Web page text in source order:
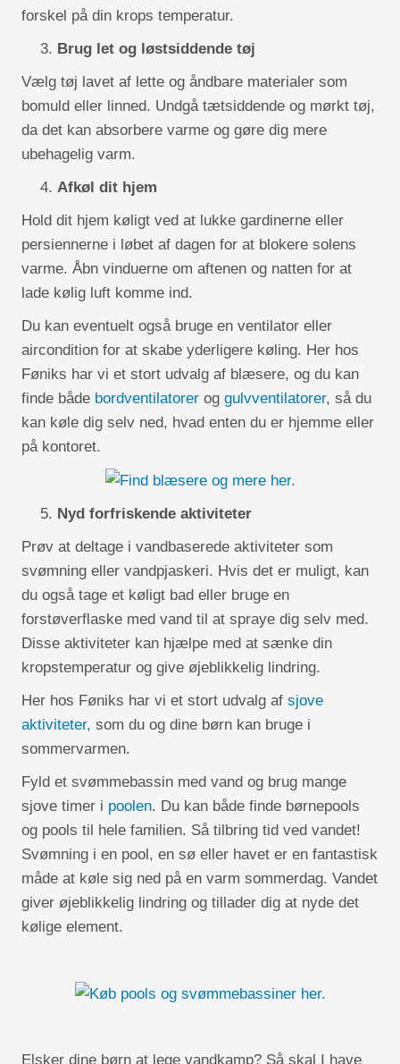
forskel på din krops temperatur.
Brug let og løstsiddende tøj
Vælg tøj lavet af lette og åndbare materialer som
bomuld eller linned. Undgå tætsiddende og mørkt tøj,
da det kan absorbere varme og gøre dig mere
ubehagelig varm.
Afkøl dit hjem
Hold dit hjem køligt ved at lukke gardinerne eller
persiennerne i løbet af dagen for at blokere solens
varme. Åbn vinduerne om aftenen og natten for at
lade kølig luft komme ind.
Du kan eventuelt også bruge en ventilator eller
aircondition for at skabe yderligere køling. Her hos
Føniks har vi et stort udvalg af blæsere, og du kan
finde både bordventilatorer og gulvventilatorer, så du
kan køle dig selv ned, hvad enten du er hjemme eller
på kontoret.
Nyd forfriskende aktiviteter
Prøv at deltage i vandbaserede aktiviteter som
svømning eller vandpjaskeri. Hvis det er muligt, kan
du også tage et køligt bad eller bruge en
forstøverflaske med vand til at spraye dig selv med.
Disse aktiviteter kan hjælpe med at sænke din
kropstemperatur og give øjeblikkelig lindring.
Her hos Føniks har vi et stort udvalg af sjove
aktiviteter, som du og dine børn kan bruge i
sommervarmen.
Fyld et svømmebassin med vand og brug mange
sjove timer i poolen. Du kan både finde børnepools
og pools til hele familien. Så tilbring tid ved vandet!
Svømning i en pool, en sø eller havet er en fantastisk
måde at køle sig ned på en varm sommerdag. Vandet
giver øjeblikkelig lindring og tillader dig at nyde det
kølige element.
Elsker dine børn at lege vandkamp? Så skal I have